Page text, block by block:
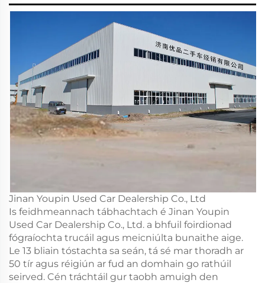
Jinan Youpin Used Car Dealership Co., Ltd
Is feidhmeannach tábhachtach é Jinan Youpin
Used Car Dealership Co., Ltd. a bhfuil foirdionad
fógraíochta trucáil agus meicniúlta bunaithe aige.
Le 13 bliain tóstachta sa seán, tá sé mar thoradh ar
50 tír agus réigiún ar fud an domhain go rathúil
seirved. Cén tráchtáil gur taobh amuigh den